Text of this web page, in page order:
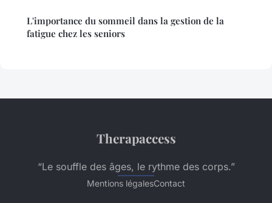
L'importance du sommeil dans la gestion de la
fatigue chez les seniors
Therapaccess
“Le souffle des âges, le rythme des corps.”
Mentions légalesContact